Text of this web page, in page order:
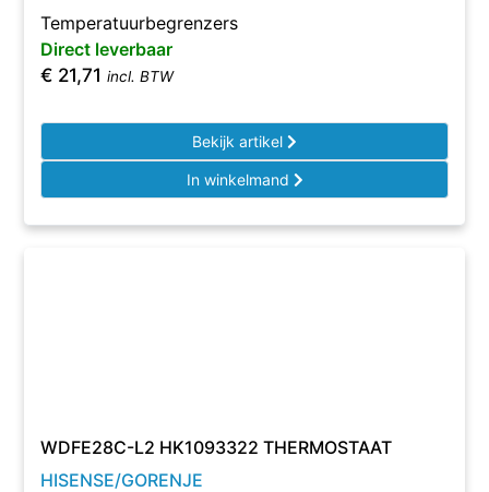
Temperatuurbegrenzers
Direct leverbaar
€ 21,71 incl. BTW
Bekijk artikel
In winkelmand
WDFE28C-L2 HK1093322 THERMOSTAAT
HISENSE/GORENJE